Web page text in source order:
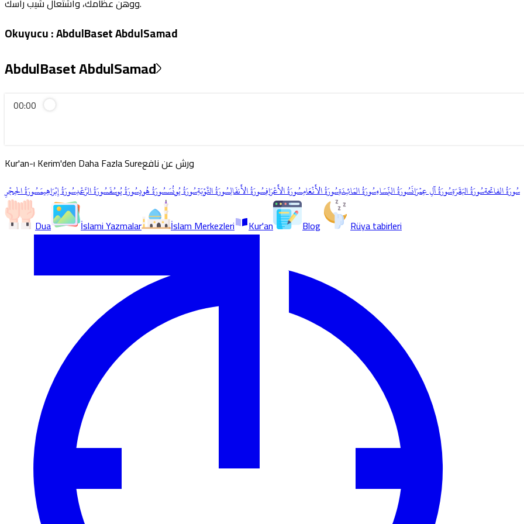
ووهن عظامك، واشتعال شيب رأسك.
Okuyucu:AbdulBaset AbdulSamad
AbdulBaset AbdulSamad
00:00
Kur'an-ı Kerim'den Daha Fazla Sureورش عن نافع
سُورَةُ الفاتحةسُورَةُ البَقَرَةِسُورَةُ آلِ عِمۡرَانَسُورَةُ النِّسَاءِسُورَةُ المَائـِدَةِسُورَةُ الأَنۡعَامِسُورَةُ الأَعۡرَافِسُورَةُ الأَنفَالِسُورَةُ التَّوۡبَةِسُورَةُ يُونُسَسُورَةُ هُودٍسُورَةُ يُوسُفَسُورَةُ الرَّعۡدِسُورَةُ إِبۡرَاهِيمَسُورَةُ الحِجۡرِ
Dua İslami Yazmalar İslam Merkezleri Kur'an Blog Rüya tabirleri